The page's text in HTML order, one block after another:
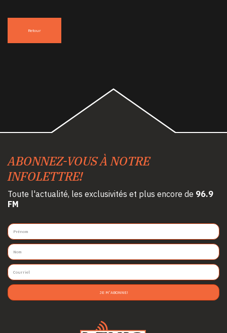
Retour
ABONNEZ-VOUS À NOTRE
INFOLETTRE!
Toute l'actualité, les exclusivités et plus encore de 96.9
FM
JE M'ABONNE!